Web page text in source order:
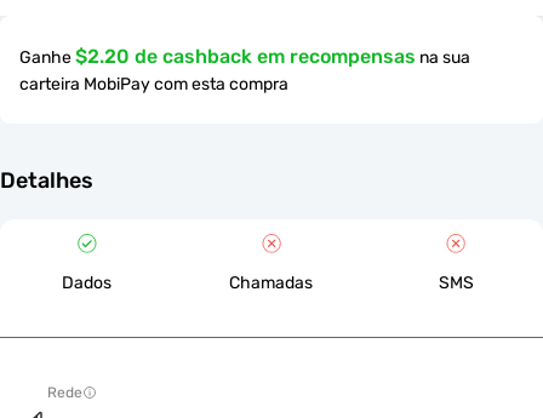
Ganhe$2.20 de cashback em recompensas na sua
carteira MobiPay com esta compra
Detalhes
Dados Chamadas SMS
Rede